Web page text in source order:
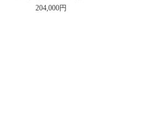
204,000円